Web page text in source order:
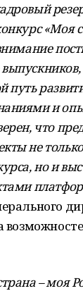
«Моя
путь
и
что
не
но и
– моя